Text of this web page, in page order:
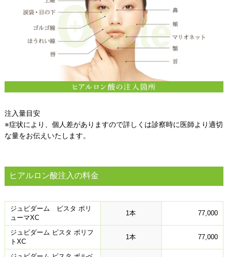
注入量目安
※症状により、個人差がありますので詳しくは診察時に医師より適切
な量をお伝えいたします。​​
ヒアルロン酸注入の料金​
ジュビダーム ビスタ ボリ
ューマXC
1本 77,000
ジュビダーム ビスタ ボリフ
トXC
1本 77,000